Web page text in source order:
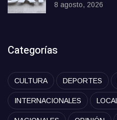
8 agosto, 2026
Categorías
CULTURA DEPORTES
INTERNACIONALES LOCAL